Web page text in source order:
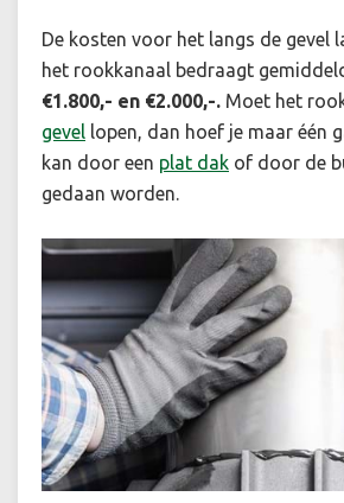
De kosten voor het langs de gevel
het rookkanaal bedraagt
€1.800,- en €2.000,-. Moet het
gevel lopen, dan hoef je maar één
kan door een plat dak of door de
gedaan worden.